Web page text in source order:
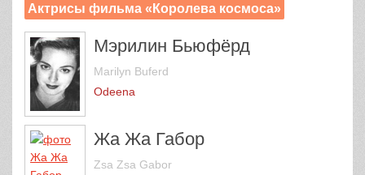
Актрисы фильма «Королева космоса»
Мэрилин Бьюфёрд
Marilyn Buferd
Odeena
Жа Жа Габор
Zsa Zsa Gabor